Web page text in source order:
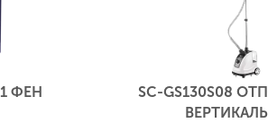
ФЕН
SC-GS130S08